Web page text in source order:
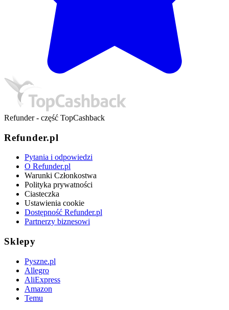
Refunder - część TopCashback
Refunder.pl
Pytania i odpowiedzi
O Refunder.pl
Warunki Członkostwa
Polityka prywatności
Ciasteczka
Ustawienia cookie
Dostępność Refunder.pl
Partnerzy biznesowi
Sklepy
Pyszne.pl
Allegro
AliExpress
Amazon
Temu